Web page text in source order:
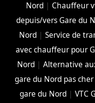
Nord| Chauffeur
depuis/vers Gare du
Nord| Service de
avec chauffeur pour
Nord| Alternative
gare du Nord pas cher
gare du Nord| VTC